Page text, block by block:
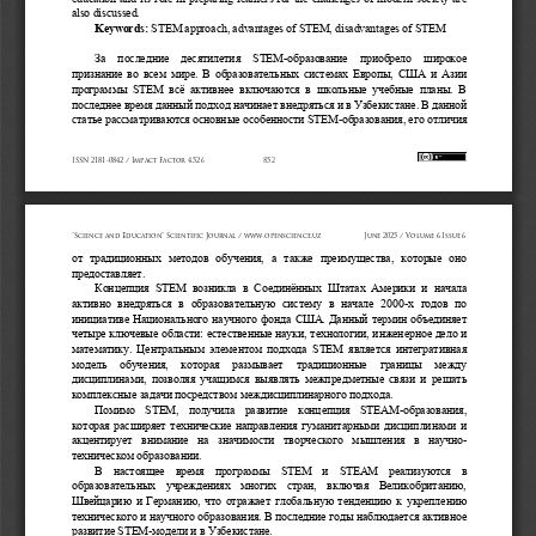
also discussed.
Keywords: STEM approach, advantages of STEM, disadvantages of STEM
За  последние  десятилетия STEM-образование  приобрело  широкое
признание во всем мире. В образовательных системах Европы, США и Азии
программы STEM всё  активнее  включаются  в  школьные  учебные  планы.  В
последнее время данный подход начинает внедряться и в Узбекистане. В данной
статье рассматриваются основные особенности STEM-образования, его отличия
ISSN 2181-0842 / Impact Factor 4.526 852
от  традиционных  методов  обучения,  а  также  преимущества,  которые  оно
предоставляет.
Концепция STEM возникла  в  Соединённых  Штатах  Америки  и  начала
активно  внедряться  в  образовательную  систему  в  начале  2000-х  годов  по
инициативе Национального научного фонда США. Данный термин объединяет
четыре ключевые области: естественные науки, технологии, инженерное дело и
математику. Центральным элементом подхода STEM является интегративная
модель  обучения,  которая  размывает  традиционные  границы  между
дисциплинами, позволяя учащимся выявлять межпредметные связи и решать
комплексные задачи посредством междисциплинарного подхода.
Помимо
STEM, получила  развитие  концепция STEAM-образования,
которая расширяет технические направления гуманитарными дисциплинами и
акцентирует  внимание  на  значимости  творческого  мышления  в  научно-
техническом образовании.
В  настоящее  время  программы
STEM и STEAM
реализуются  в
образовательных  учреждениях  многих  стран,  включая  Великобританию,
Швейцарию и Германию, что отражает глобальную тенденцию к укреплению
технического и научного образования. В последние годы наблюдается активное
развитие STEM-модели и в Узбекистане.
"Science and Education" Scientific Journal / www.openscience.uz June 2025 / Volume 6 Issue 6